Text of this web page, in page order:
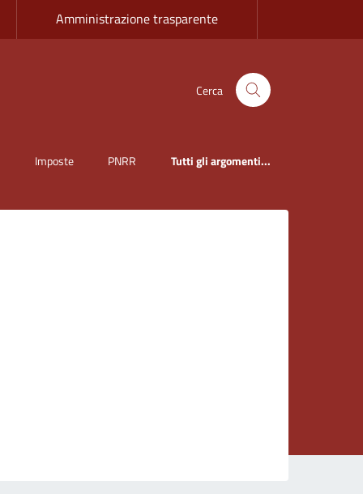
Amministrazione trasparente
Cerca
Imposte PNRR Tutti gli argomenti...